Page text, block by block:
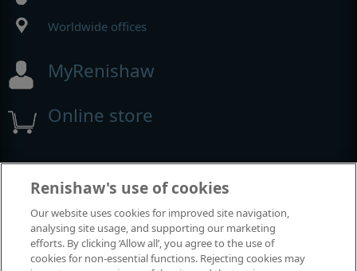
Worldwide offices
MyRenishaw
Online store
Events and exhibitions
View all events and exhibitions
Renishaw's use of cookies
Our website uses cookies for improved site navigation,
analysing site usage, and supporting our marketing
efforts. By clicking ‘Allow all’, you agree to the use of
cookies for non-essential functions. Rejecting cookies may